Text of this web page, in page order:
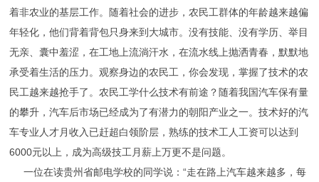
着非农业的基层工作。随着社会的进步，农民工群体的年龄越来越偏
年轻化，他们背着背包只身来到大城市。没有技能、没有学历、举目
无亲、囊中羞涩，在工地上流淌汗水，在流水线上抛洒青春，默默地
承受着生活的压力。观察身边的农民工，你会发现，掌握了技术的农
民工越来越抢手了。农民工学什么技术有前途？随着我国汽车保有量
的攀升，汽车后市场已经成为了有潜力的朝阳产业之一。技术好的汽
车专业人才月收入已赶超白领阶层，熟练的技术工人工资可以达到
6000元以上，成为高级技工月薪上万更不是问题。
一位在读贵州省邮电学校的同学说：“走在路上汽车越来越多，每